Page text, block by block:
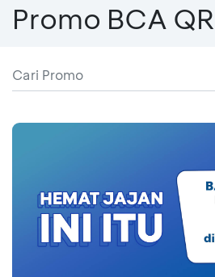
Promo BCA